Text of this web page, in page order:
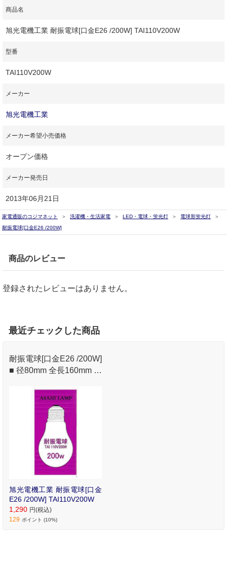
商品名
旭光電機工業 耐振電球[口金E26 /200W] TAI110V200W
型番
TAI110V200W
メーカー
旭光電機工業
メーカー希望小売価格
オープン価格
メーカー発売日
2013年06月21日
家電通販のコジマネット 洗濯機・生活家電 LED・電球・蛍光灯
電球形蛍光灯
耐振電球[口金E26 /200W]
商品のレビュー
登録されたレビューはありません。
最近チェックした商品
耐振電球[口金E26 /200W]
■ 径80mm 全長160mm ■
旭光電機工業 耐振電球[口金
E26 /200W] TAI110V200W
1,290 円(税込)
129 ポイント (10%)